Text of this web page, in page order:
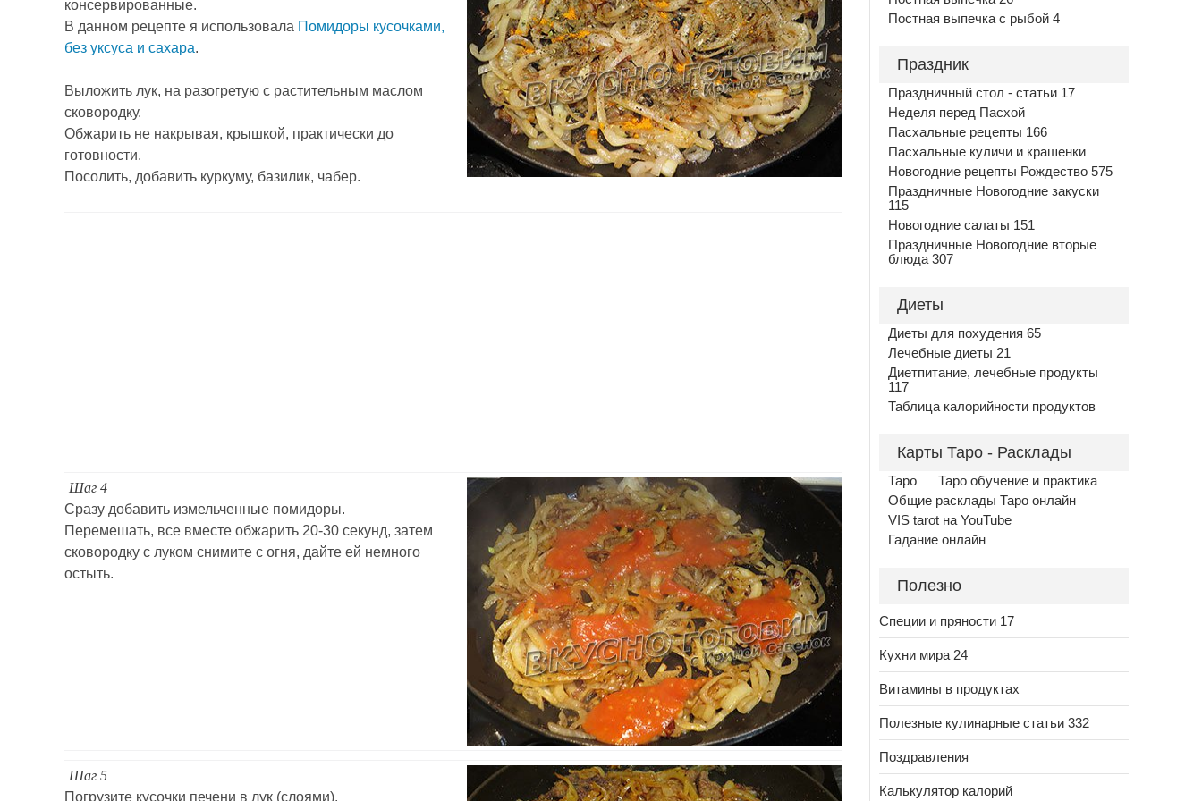
консервированные.
В данном рецепте я использовала Помидоры кусочками,
без уксуса и сахара.
Выложить лук, на разогретую с растительным маслом
сковородку.
Обжарить не накрывая, крышкой, практически до
готовности.
Посолить, добавить куркуму, базилик, чабер.
Шаг 4
Сразу добавить измельченные помидоры.
Перемешать, все вместе обжарить 20-30 секунд, затем
сковородку с луком снимите с огня, дайте ей немного
остыть.
Шаг 5
Погрузите кусочки печени в лук (слоями).
Постная выпечка с рыбой 4
Праздник
Праздничный стол - статьи 17
Неделя перед Пасхой
Пасхальные рецепты 166
Пасхальные куличи и крашенки
Новогодние рецепты Рождество 575
Праздничные Новогодние закуски
115
Новогодние салаты 151
Праздничные Новогодние вторые
блюда 307
Диеты
Диеты для похудения 65
Лечебные диеты 21
Диетпитание, лечебные продукты
117
Таблица калорийности продуктов
Карты Таро - Расклады
Таро
Таро обучение и практика
Общие расклады Таро онлайн
VIS tarot на YouTube
Гадание онлайн
Полезно
Специи и пряности 17
Кухни мира 24
Витамины в продуктах
Полезные кулинарные статьи 332
Поздравления
Калькулятор калорий